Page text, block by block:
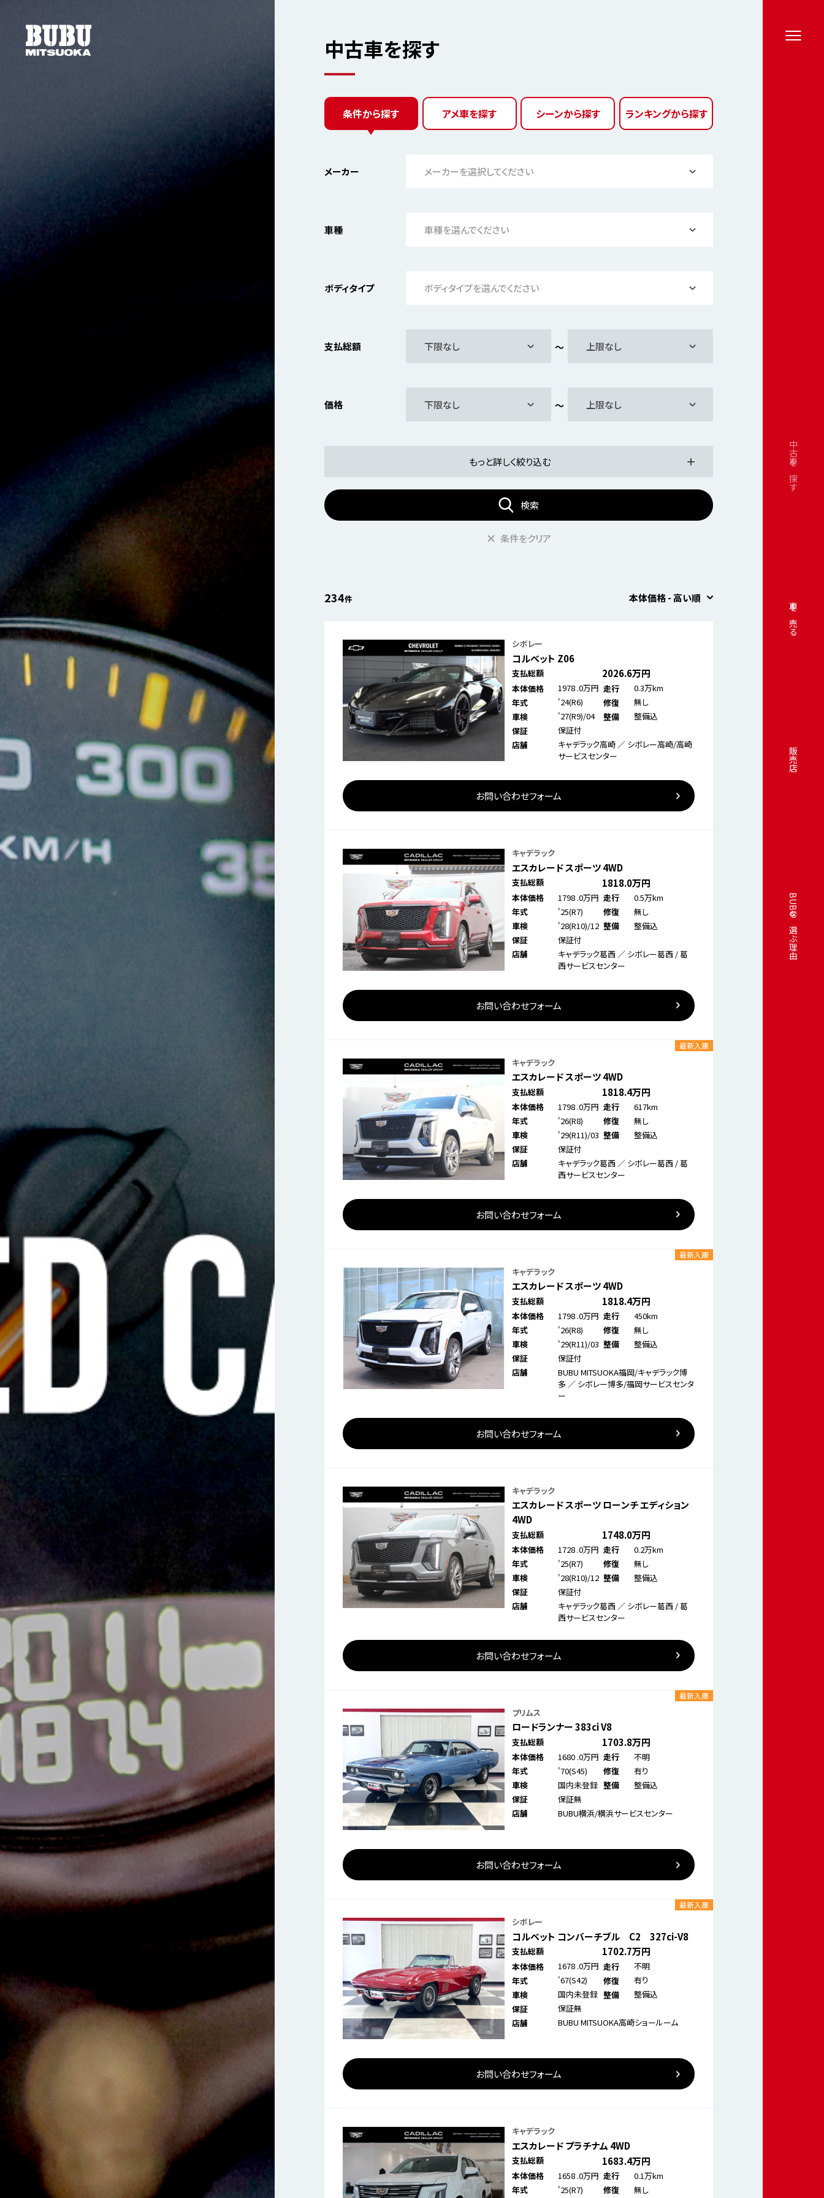
中古車を探す
車を売る
販売店
BUBUを選ぶ理由
中古車を探す
条件から探す アメ車を探す シーンから探す ランキングから探す
メーカー メーカーを選択してください
車種 車種を選んでください
ボディタイプ ボディタイプを選んでください
支払総額 下限なし 上限なし
価格 下限なし 上限なし
もっと詳しく絞り込む
検索
条件をクリア
234件 本体価格 - 高い順
シボレー
コルベット Z06
支払総額 2026.6万円
本体価格 1978.0万円 走行
0.3万km
年式
'24(R6) 修復
無し
車検
'27(R9)/04 整備
整備込
保証
保証付
店舗
キャデラック高崎 ／ シボレー高崎/高崎
サービスセンター
お問い合わせフォーム
キャデラック
エスカレード スポーツ 4WD
支払総額 1818.0万円
本体価格 1798.0万円 走行
0.5万km
年式
'25(R7) 修復
無し
車検
'28(R10)/12 整備
整備込
保証
保証付
店舗
キャデラック葛西 ／ シボレー葛西 / 葛
西サービスセンター
お問い合わせフォーム
キャデラック
エスカレード スポーツ 4WD
支払総額 1818.4万円
本体価格 1798.0万円 走行
617km
年式
'26(R8) 修復
無し
車検
'29(R11)/03 整備
整備込
保証
保証付
店舗
キャデラック葛西 ／ シボレー葛西 / 葛
西サービスセンター
最新入庫
お問い合わせフォーム
キャデラック
エスカレード スポーツ 4WD
支払総額 1818.4万円
本体価格 1798.0万円 走行
450km
年式
'26(R8) 修復
無し
車検
'29(R11)/03 整備
整備込
保証
保証付
店舗
BUBU MITSUOKA福岡/キャデラック博
多 ／ シボレー博多/福岡サービスセンタ
ー
最新入庫
お問い合わせフォーム
キャデラック
エスカレード スポーツ ローンチ エディション
4WD
支払総額 1748.0万円
本体価格 1728.0万円 走行
0.2万km
年式
'25(R7) 修復
無し
車検
'28(R10)/12 整備
整備込
保証
保証付
店舗
キャデラック葛西 ／ シボレー葛西 / 葛
西サービスセンター
お問い合わせフォーム
プリムス
ロードランナー 383ci V8
支払総額 1703.8万円
本体価格 1680.0万円 走行
不明
年式
'70(S45) 修復
有り
車検
国内未登録 整備
整備込
保証
保証無
店舗
BUBU横浜/横浜サービスセンター
最新入庫
お問い合わせフォーム
シボレー
コルベット コンバーチブル C2 327ci-V8
支払総額 1702.7万円
本体価格 1678.0万円 走行
不明
年式
'67(S42) 修復
有り
車検
国内未登録 整備
整備込
保証
保証無
店舗
BUBU MITSUOKA高崎ショールーム
最新入庫
お問い合わせフォーム
キャデラック
エスカレード プラチナム 4WD
支払総額 1683.4万円
本体価格 1658.0万円 走行
0.1万km
年式
'25(R7) 修復
無し